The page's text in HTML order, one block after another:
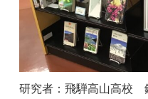
研究者：飛騨高山高校